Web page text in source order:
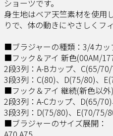
ショーツです。
身生地はベア天竺素材を使用
りで、体の動きにやさしくフ
■ブラジャーの種類：3/4カッ
■フック＆アイ 新色(00AM/
2段3列：A-Bカップ、C(65/
3段3列：C(80)、D(75/80)、
■フック＆アイ 継続(新色以外)
2段3列：A-Cカップ、D(65/
3段3列：D(75/80)、E(70/75/
■ブラジャーのサイズ展開：